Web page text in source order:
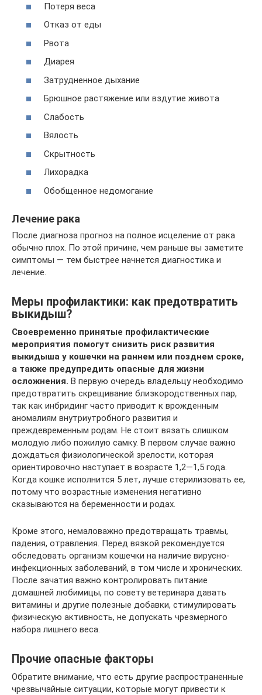
Потеря веса
Отказ от еды
Рвота
Диарея
Затрудненное дыхание
Брюшное растяжение или вздутие живота
Слабость
Вялость
Скрытность
Лихорадка
Обобщенное недомогание
Лечение рака
После диагноза прогноз на полное исцеление от рака
обычно плох. По этой причине, чем раньше вы заметите
симптомы — тем быстрее начнется диагностика и
лечение.
Меры профилактики: как предотвратить
выкидыш?
Своевременно принятые профилактические
мероприятия помогут снизить риск развития
выкидыша у кошечки на раннем или позднем сроке,
а также предупредить опасные для жизни
осложнения. В первую очередь владельцу необходимо
предотвратить скрещивание близкородственных пар,
так как инбридинг часто приводит к врожденным
аномалиям внутриутробного развития и
преждевременным родам. Не стоит вязать слишком
молодую либо пожилую самку. В первом случае важно
дождаться физиологической зрелости, которая
ориентировочно наступает в возрасте 1,2—1,5 года.
Когда кошке исполнится 5 лет, лучше стерилизовать ее,
потому что возрастные изменения негативно
сказываются на беременности и родах.
Кроме этого, немаловажно предотвращать травмы,
падения, отравления. Перед вязкой рекомендуется
обследовать организм кошечки на наличие вирусно-
инфекционных заболеваний, в том числе и хронических.
После зачатия важно контролировать питание
домашней любимицы, по совету ветеринара давать
витамины и другие полезные добавки, стимулировать
физическую активность, не допускать чрезмерного
набора лишнего веса.
Прочие опасные факторы
Обратите внимание, что есть другие распространенные
чрезвычайные ситуации, которые могут привести к